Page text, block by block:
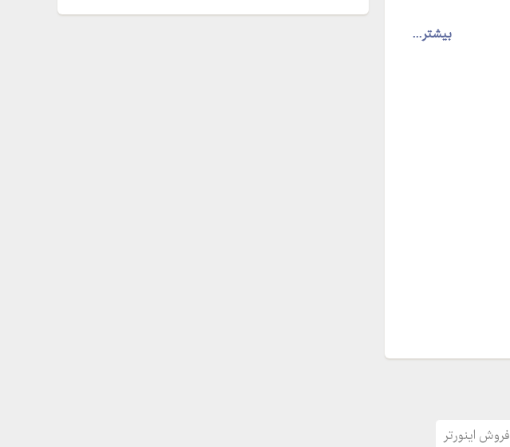
بیشتر...
فروش اینورتر